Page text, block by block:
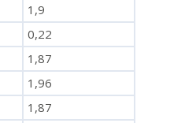
1,9
0,22
1,87
1,96
1,87